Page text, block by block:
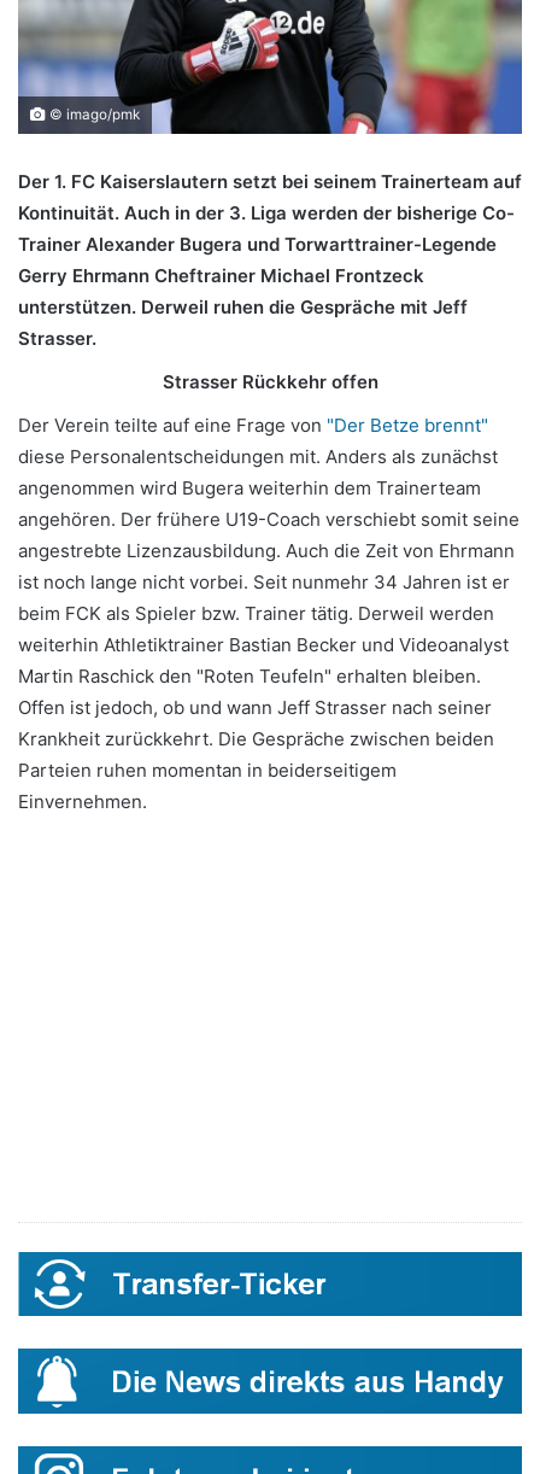
© imago/pmk
Der 1. FC Kaiserslautern setzt bei seinem Trainerteam auf
Kontinuität. Auch in der 3. Liga werden der bisherige Co-
Trainer Alexander Bugera und Torwarttrainer-Legende
Gerry Ehrmann Cheftrainer Michael Frontzeck
unterstützen. Derweil ruhen die Gespräche mit Jeff
Strasser.
Strasser Rückkehr offen
Der Verein teilte auf eine Frage von "Der Betze brennt"
diese Personalentscheidungen mit. Anders als zunächst
angenommen wird Bugera weiterhin dem Trainerteam
angehören. Der frühere U19-Coach verschiebt somit seine
angestrebte Lizenzausbildung. Auch die Zeit von Ehrmann
ist noch lange nicht vorbei. Seit nunmehr 34 Jahren ist er
beim FCK als Spieler bzw. Trainer tätig. Derweil werden
weiterhin Athletiktrainer Bastian Becker und Videoanalyst
Martin Raschick den "Roten Teufeln" erhalten bleiben.
Offen ist jedoch, ob und wann Jeff Strasser nach seiner
Krankheit zurückkehrt. Die Gespräche zwischen beiden
Parteien ruhen momentan in beiderseitigem
Einvernehmen.